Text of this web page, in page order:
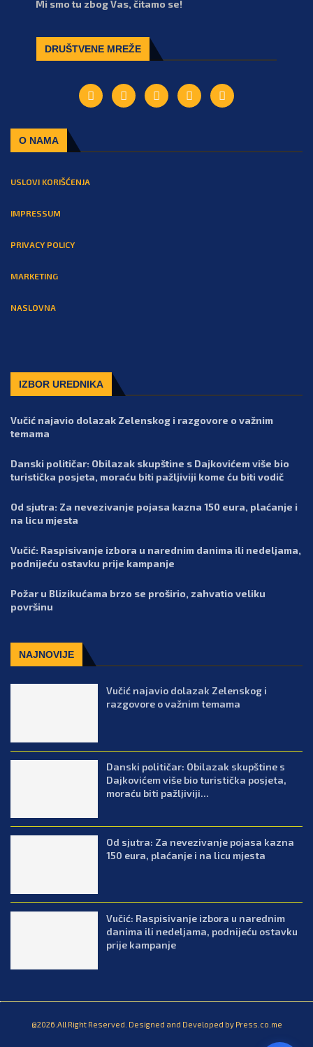
Mi smo tu zbog Vas, čitamo se!
DRUŠTVENE MREŽE
O NAMA
USLOVI KORIŠĆENJA
IMPRESSUM
PRIVACY POLICY
MARKETING
NASLOVNA
IZBOR UREDNIKA
Vučić najavio dolazak Zelenskog i razgovore o važnim
temama
Danski političar: Obilazak skupštine s Dajkovićem više bio
turistička posjeta, moraću biti pažljiviji kome ću biti vodič
Od sjutra: Za nevezivanje pojasa kazna 150 eura, plaćanje i
na licu mjesta
Vučić: Raspisivanje izbora u narednim danima ili nedeljama,
podnijeću ostavku prije kampanje
Požar u Blizikućama brzo se proširio, zahvatio veliku
površinu
NAJNOVIJE
Vučić najavio dolazak Zelenskog i
razgovore o važnim temama
Danski političar: Obilazak skupštine s
Dajkovićem više bio turistička posjeta,
moraću biti pažljiviji...
Od sjutra: Za nevezivanje pojasa kazna
150 eura, plaćanje i na licu mjesta
Vučić: Raspisivanje izbora u narednim
danima ili nedeljama, podnijeću ostavku
prije kampanje
@2026.All Right Reserved. Designed and Developed by Press.co.me